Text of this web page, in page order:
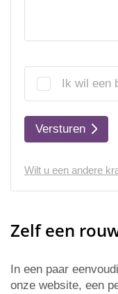
Ik wil een
Versturen
Wilt u een andere
Zelf een
In een paar
onze website, een